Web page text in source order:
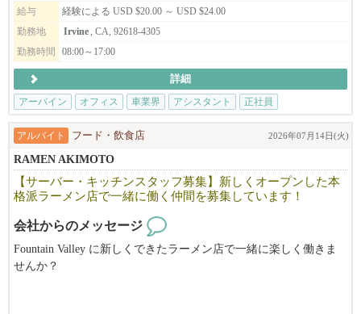
給与
経験による USD $20.00 ～ USD $24.00
勤務地
Irvine , CA, 92618-4305
勤務時間
08:00～17:00
詳細
アーバイン
オフィス 車業界 アシスタント 正社員
アルバイト フード・飲食店 2026年07月14日(火)
RAMEN AKIMOTO
【サーバー・キッチンスタッフ募集】新しくオープンした本
格派ラーメン店で一緒に働く仲間を募集しています！
会社からのメッセージ
Fountain Valley に新しくできたラーメン店で一緒に楽しく働きま
せんか？